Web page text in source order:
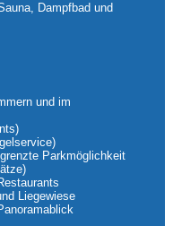
Dampfbad und
und im
Parkmöglichkeit
Liegewiese